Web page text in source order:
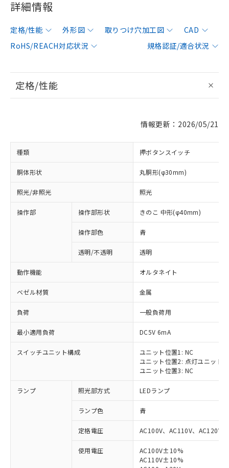
詳細情報
定格/性能 外形図 取りつけ穴加工図
CAD
RoHS/REACH対応状況
規格認証/適合状況
定格/性能
情報更新：2026/05/21
種類 押ボタンスイッチ
胴体形状 丸胴形(φ30mm)
照光/非照光 照光
操作部 操作部形状 きのこ 中形(φ40mm)
操作部色 青
透明/不透明 透明
動作機能 オルタネイト
ベゼル材質 金属
負荷 一般負荷用
最小適用負荷 DC5V 6mA
スイッチユニット構成
ユニット位置1: NC
ユニット位置2: 点灯ユニット
ユニット位置3: NC
ランプ 照光部方式 LEDランプ
ランプ色 青
定格電圧 AC100V、AC110V、AC120V
使用電圧
AC100V±10%
AC110V±10%